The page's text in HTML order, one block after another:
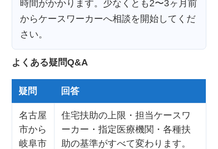
時間がかかります。少なくとも2〜3ヶ月前
からケースワーカーへ相談を開始してくだ
さい。
よくある疑問Q&A
疑問 回答
名古屋
市から
岐阜市
住宅扶助の上限・担当ケースワ
ーカー・指定医療機関・各種扶
助の基準がすべて変わります。